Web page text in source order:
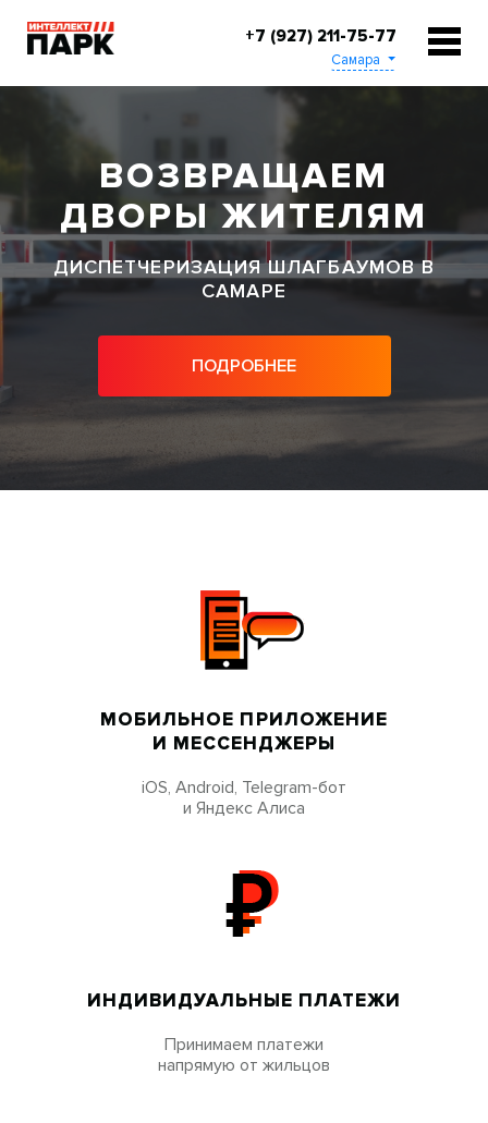
+7 (927) 211-75-77
Самара
ВОЗВРАЩАЕМ
ДВОРЫ ЖИТЕЛЯМ
ДИСПЕТЧЕРИЗАЦИЯ ШЛАГБАУМОВ В
САМАРЕ
ПОДРОБНЕЕ
МОБИЛЬНОЕ ПРИЛОЖЕНИЕ
И МЕССЕНДЖЕРЫ
iOS, Android, Telegram-бот
и Яндекс Алиса
ИНДИВИДУАЛЬНЫЕ ПЛАТЕЖИ
Принимаем платежи
напрямую от жильцов